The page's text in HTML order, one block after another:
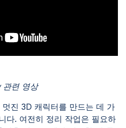
련 영상
멋진 3D 캐릭터를 만드는 데 가
다. 여전히 정리 작업은 필요하